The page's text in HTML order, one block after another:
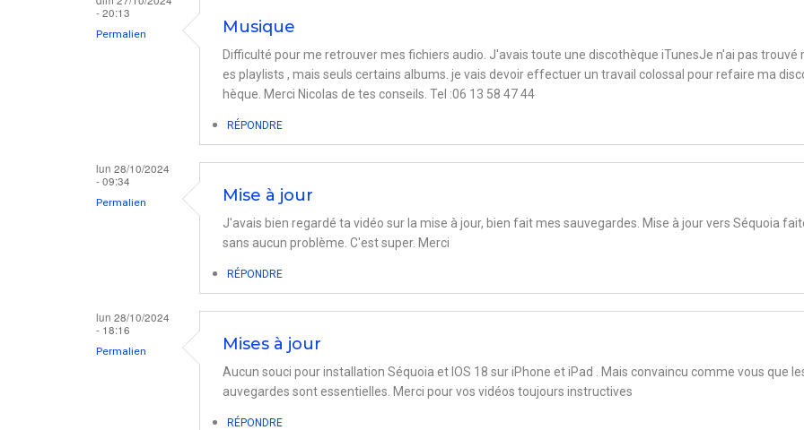
- 20:13
Permalien Musique
Difficulté pour me retrouver mes fichiers audio. J'avais toute une discothèque iTunesJe n'ai pas trouvé
es playlists , mais seuls certains albums. je vais devoir effectuer un travail colossal pour refaire ma
hèque. Merci Nicolas de tes conseils. Tel :06 13 58 47 44
RÉPONDRE
lun 28/10/2024
- 09:34
Permalien Mise à jour
J'avais bien regardé ta vidéo sur la mise à jour, bien fait mes sauvegardes. Mise à jour vers Séquoia
sans aucun problème. C'est super. Merci
RÉPONDRE
lun 28/10/2024
- 18:16
Permalien Mises à jour
Aucun souci pour installation Séquoia et IOS 18 sur iPhone et iPad . Mais convaincu comme vous que
auvegardes sont essentielles. Merci pour vos vidéos toujours instructives
RÉPONDRE